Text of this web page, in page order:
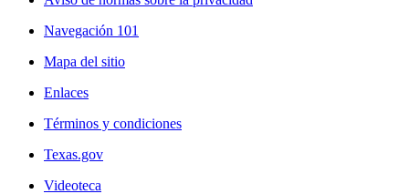
Navegación 101
Mapa del sitio
Enlaces
Términos y condiciones
Texas.gov
Videoteca